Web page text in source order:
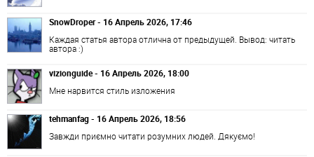
SnowDroper - 16 Апрель 2026, 17:46
Каждая статья автора отлична от предыдущей. Вывод: читать
автора :)
vizionguide - 16 Апрель 2026, 18:00
Мне нарвится стиль изложения
tehmanfag - 16 Апрель 2026, 18:56
Завжди приємно читати розумних людей. Дякуємо!